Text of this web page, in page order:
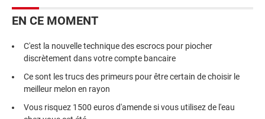
EN CE MOMENT
C'est la nouvelle technique des escrocs pour piocher
discrètement dans votre compte bancaire
Ce sont les trucs des primeurs pour être certain de choisir le
meilleur melon en rayon
Vous risquez 1500 euros d'amende si vous utilisez de l'eau